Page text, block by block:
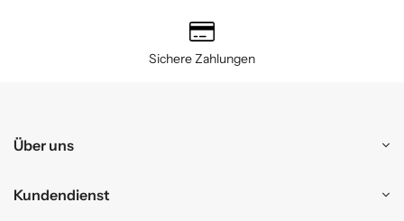
Sichere Zahlungen
Über uns
Kundendienst